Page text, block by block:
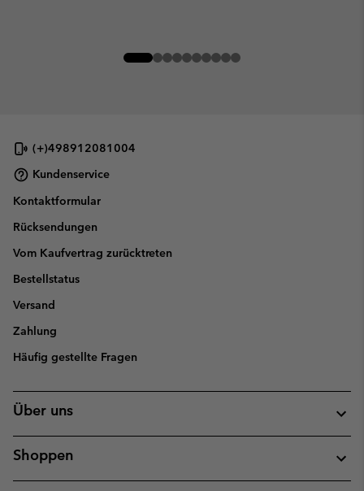
(+)498912081004
Kundenservice
Kontaktformular
Rücksendungen
Vom Kaufvertrag zurücktreten
Bestellstatus
Versand
Zahlung
Häufig gestellte Fragen
Über uns
Shoppen